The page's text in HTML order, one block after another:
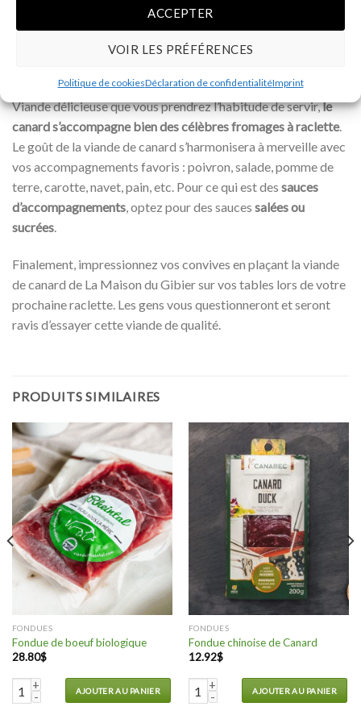
ACCEPTER
VOIR LES PRÉFÉRENCES
Politique de cookiesDéclaration de confidentialitéImprint
Lors d’une raclette, c’est le moment idéal pour essayer de
nouveaux produits. De plus, l’ambiance conviviale qui existe
autour de la table lors d’une raclette vous permettra de
Viande délicieuse que vous prendrez l’habitude de servir,le
canard s’accompagne bien des célèbres fromages à raclette.
Le goût de la viande de canard s’harmonisera à merveille avec
vos accompagnements favoris : poivron, salade, pomme de
terre, carotte, navet, pain, etc. Pour ce qui est des sauces
d’accompagnements, optez pour des sauces salées ou
sucrées.
Finalement, impressionnez vos convives en plaçant la viande
de canard de La Maison du Gibier sur vos tables lors de votre
prochaine raclette. Les gens vous questionneront et seront
ravis d’essayer cette viande de qualité.
PRODUITS SIMILAIRES
FONDUES
Fondue de boeuf biologique
28.80$
quantité de Fondue de boeuf biologique
AJOUTER AU PANIER
FONDUES
Fondue chinoise de Canard
12.92$
quantité de Fondue chinoise de
AJOUTER AU PANIER